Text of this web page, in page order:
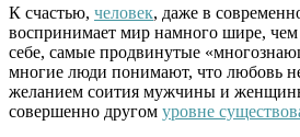
К счастью, человек, даже в
воспринимает мир намного шире, чем
себе, самые продвинутые
многие люди понимают, что любовь
желанием соития мужчины и
совершенно другом уровне